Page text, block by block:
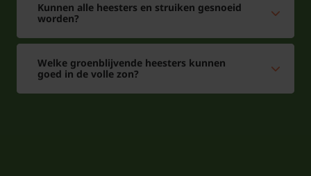
Kunnen alle heesters en struiken gesnoeid
worden?
Welke groenblijvende heesters kunnen
goed in de volle zon?